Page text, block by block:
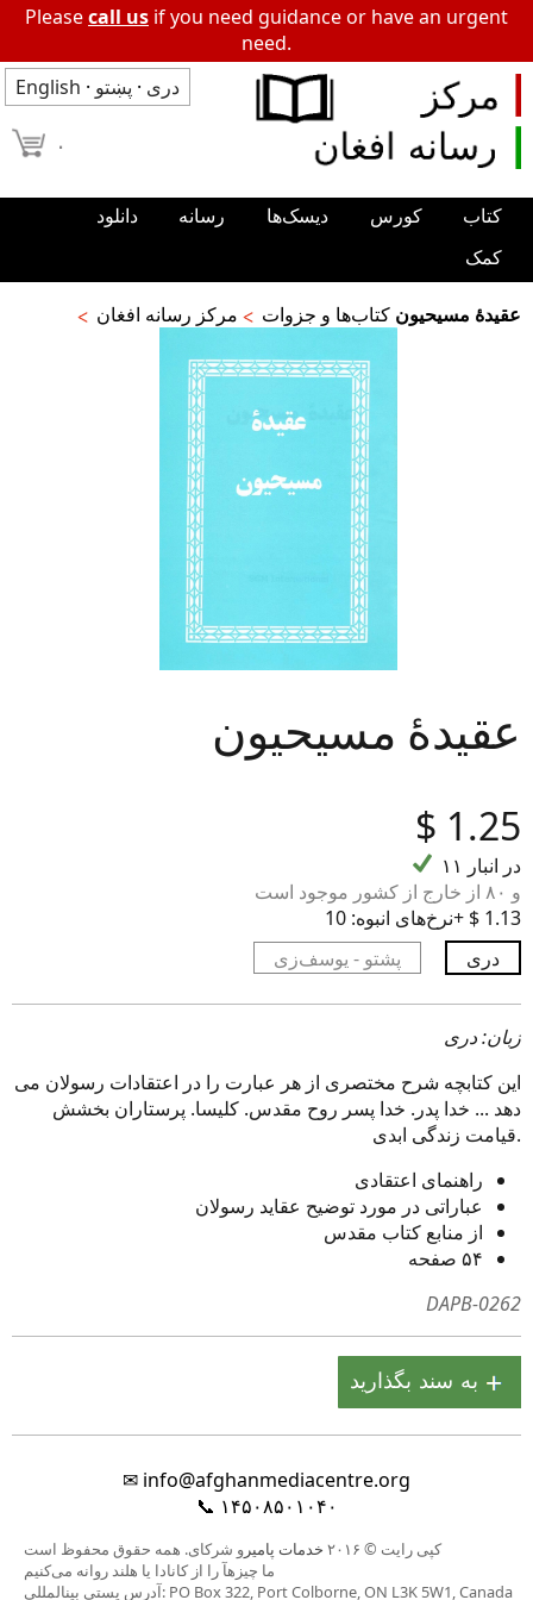
Pleasecall us if you need guidance or have an urgent
need.
English · دری · پښتو
۰
کتاب کورس دیسک‌ها رسانه
دانلود
کمک
مرکز رسانه افغان کتاب‌ها و جزوات عقیدۀ مسیحیون
عقیدۀ مسیحیون
‎$ 1.25
۱۱ در انبار
و ۸۰ از خارج از کشور موجود است
نرخ‌های انبوه:10+ ‎$ 1.13
پشتو - یوسف‌زی
دری
زبان: دری
این کتابچه شرح مختصری از هر عبارت را در اعتقادات رسولان می
دهد ... خدا پدر. خدا پسر روح مقدس. کلیسا. پرستاران بخشش
قیامت زندگی ابدی.
راهنمای اعتقادی
عباراتی در مورد توضیح عقاید رسولان
از منابع کتاب مقدس
۵۴ صفحه
DAPB-0262
✉ info@afghanmediacentre.org
📞 ۱۴۵۰۸۵۰۱۰۴۰
کپی رایت © ۲۰۱۶ خدمات پامیر و شرکای. همه حقوق محفوظ است
ما چیزهآ را از کانادا یا هلند روانه می‌کنیم
آدرس پستی بینالمللی: PO Box 322, Port Colborne, ON L3K 5W1, Canada